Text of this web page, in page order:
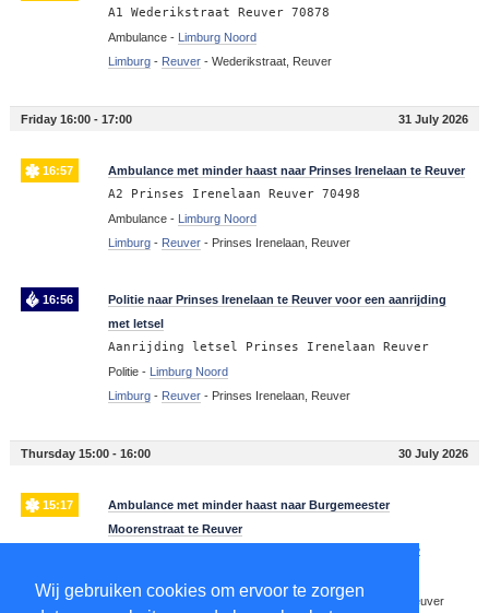
Wij gebruiken cookies om ervoor te zorgen
A1 Wederikstraat Reuver 70878
Ambulance -
Limburg Noord
Limburg- Reuver- Wederikstraat, Reuver
Friday 16:00 - 17:00 31 July 2026
16:57 Ambulance met minder haast naar Prinses Irenelaan te Reuver
A2 Prinses Irenelaan Reuver 70498
Ambulance -
Limburg Noord
Limburg- Reuver- Prinses Irenelaan, Reuver
16:56
Politie naar Prinses Irenelaan te Reuver voor een aanrijding
met letsel
Aanrijding letsel Prinses Irenelaan Reuver
Politie -
Limburg Noord
Limburg- Reuver- Prinses Irenelaan, Reuver
Thursday 15:00 - 16:00 30 July 2026
15:17
Ambulance met minder haast naar Burgemeester
Moorenstraat te Reuver
A2 Burgemeester Moorenstraat Reuver 70132
Burgemeester Moorenstraat, Reuver